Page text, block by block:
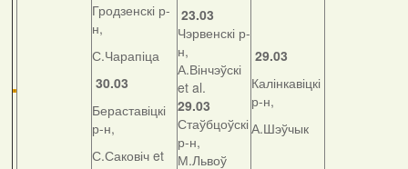
Гродзенскі р-
н,
С.Чарапіца
30.03
Бераставіцкі
р-н,
С.Саковіч et
23.03
Чэрвенскі р-
н,
А.Вінчэўскі
et al.
29.03
Стаўбцоўскі
р-н,
М.Львоў
29.03
Калінкавіцкі
р-н,
А.Шэўчык